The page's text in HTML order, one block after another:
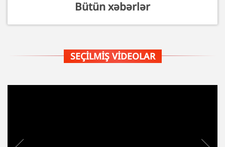
Bütün xəbərlər
SEÇILMIŞ VIDEOLAR